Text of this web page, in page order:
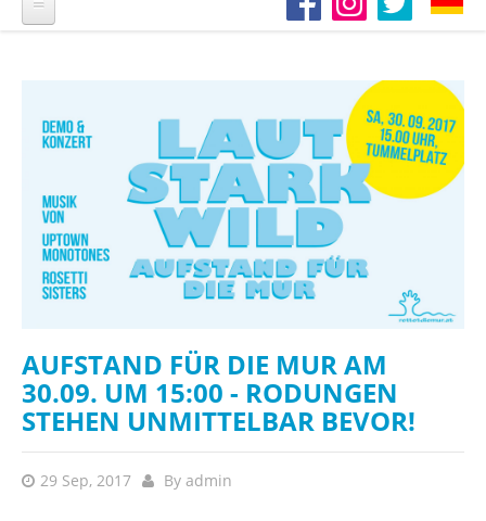
AUFSTAND FÜR DIE MUR AM
30.09. UM 15:00 - RODUNGEN
STEHEN UNMITTELBAR BEVOR!
29 Sep, 2017 By admin